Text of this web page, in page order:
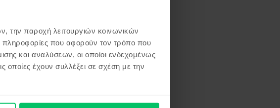
την παροχή λειτουργιών κοινωνικών
πληροφορίες που αφορούν τον τρόπο που
και αναλύσεων, οι οποίοι ενδεχομένως
οποίες έχουν συλλέξει σε σχέση με την